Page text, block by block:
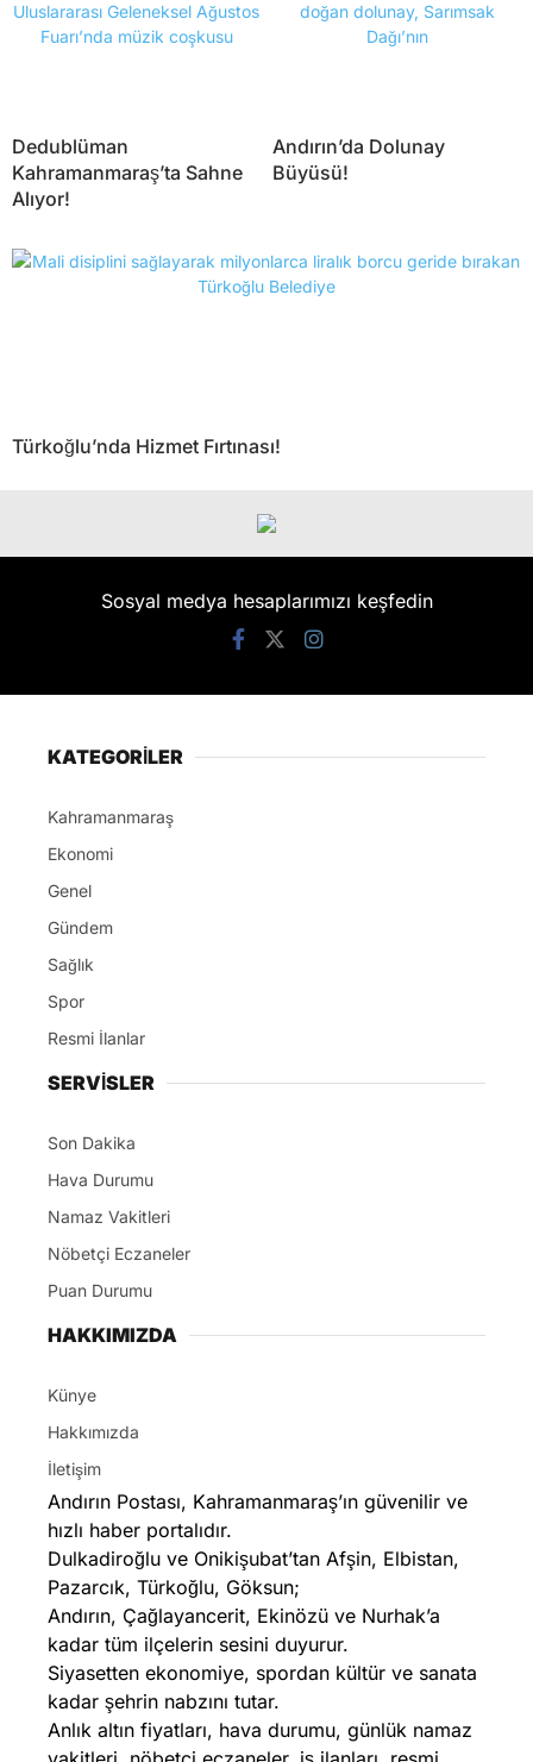
Dedublüman
Kahramanmaraş’ta Sahne
Alıyor!
Andırın’da Dolunay
Büyüsü!
Türkoğlu’nda Hizmet Fırtınası!
Sosyal medya hesaplarımızı keşfedin
KATEGORİLER
Kahramanmaraş
Ekonomi
Genel
Gündem
Sağlık
Spor
Resmi İlanlar
SERVİSLER
Son Dakika
Hava Durumu
Namaz Vakitleri
Nöbetçi Eczaneler
Puan Durumu
HAKKIMIZDA
Künye
Hakkımızda
İletişim
Andırın Postası, Kahramanmaraş’ın güvenilir ve
hızlı haber portalıdır.
Dulkadiroğlu ve Onikişubat’tan Afşin, Elbistan,
Pazarcık, Türkoğlu, Göksun;
Andırın, Çağlayancerit, Ekinözü ve Nurhak’a
kadar tüm ilçelerin sesini duyurur.
Siyasetten ekonomiye, spordan kültür ve sanata
kadar şehrin nabzını tutar.
Anlık altın fiyatları, hava durumu, günlük namaz